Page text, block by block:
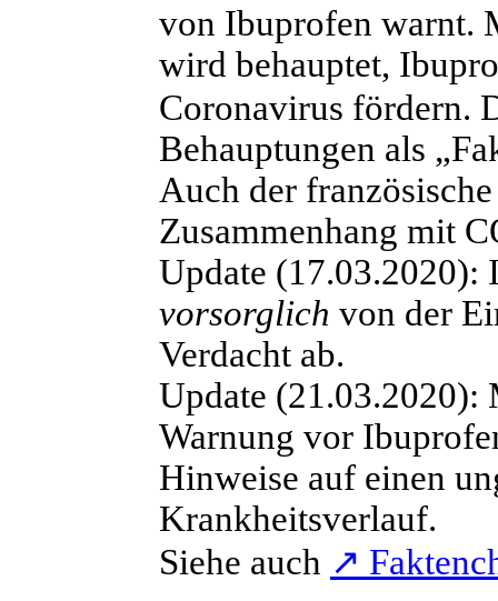
von Ibuprofen warnt.
wird behauptet,
Coronavirus fördern.
Behauptungen als
Auch der
Zusammenhang mit
Update (17.03.2020):
vorsorglich von der
Verdacht ab.
Update (21.03.2020):
Warnung vor
Hinweise auf einen
Krankheitsverlauf.
Siehe auch ↗